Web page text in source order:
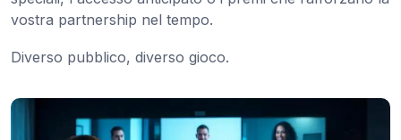
vostra partnership nel tempo.
Diverso pubblico, diverso gioco.